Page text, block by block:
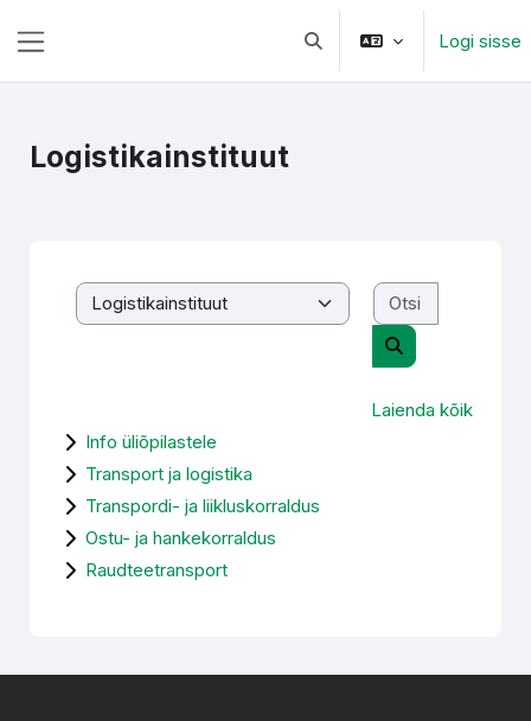
Lülitab otsingu sisendiLogi sisse
Logistikainstituut
Kursuste kategooriad
Otsi kursusi
Laienda kõik
Info üliõpilastele
Transport ja logistika
Transpordi- ja liikluskorraldus
Ostu- ja hankekorraldus
Raudteetransport